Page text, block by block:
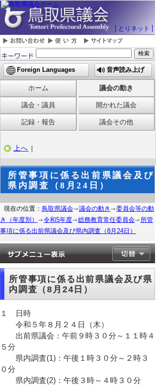
とりネット
Foreign Languages 音声読み上げ
ホーム 議会の動き
議会・議員 開かれた議会
記録・報告 議会その他
上へ ｜
所管事項に係る出前県議会及び
県内調査（8月24日）
現在の位置： 鳥取県議会 議会の動き
委員会等の動
き（年度別）
令和5年度 総務教育常任委員会
所管
事項に係る出前県議会及び県内調査（8月24日）
所管事項に係る出前県議会及び県
内調査（8月24日）
１ 日時
令和５年８月２４日（木）
出前県議会：午前９時３０分～１１時４
５分
県内調査(1)：午後１時３０分～２時３
０分
県内調査(2)：午後３時～４時３０分